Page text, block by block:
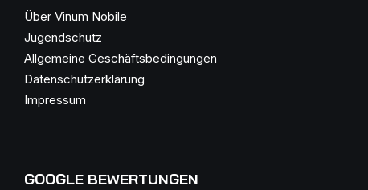
Über Vinum Nobile
Jugendschutz
Allgemeine Geschäftsbedingungen
Datenschutzerklärung
Impressum
GOOGLE BEWERTUNGEN